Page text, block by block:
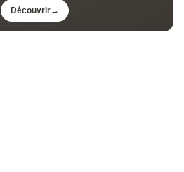
Notes de l’Histoire, animé par Jean-
Découvrir